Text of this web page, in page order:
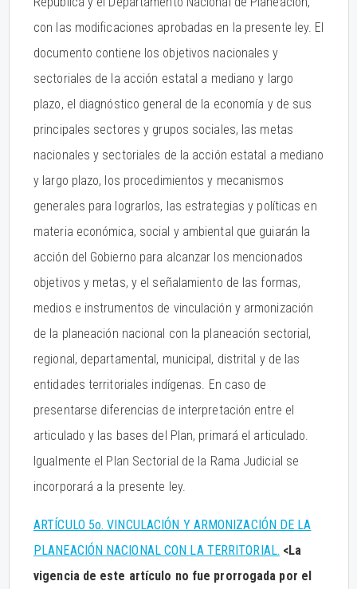
con las modificaciones aprobadas en la presente ley. El
documento contiene los objetivos nacionales y
sectoriales de la acción estatal a mediano y largo
plazo, el diagnóstico general de la economía y de sus
principales sectores y grupos sociales, las metas
nacionales y sectoriales de la acción estatal a mediano
y largo plazo, los procedimientos y mecanismos
generales para lograrlos, las estrategias y políticas en
materia económica, social y ambiental que guiarán la
acción del Gobierno para alcanzar los mencionados
objetivos y metas, y el señalamiento de las formas,
medios e instrumentos de vinculación y armonización
de la planeación nacional con la planeación sectorial,
regional, departamental, municipal, distrital y de las
entidades territoriales indígenas. En caso de
presentarse diferencias de interpretación entre el
articulado y las bases del Plan, primará el articulado.
Igualmente el Plan Sectorial de la Rama Judicial se
incorporará a la presente ley.
ARTÍCULO 5o. VINCULACIÓN Y ARMONIZACIÓN DE LA
PLANEACIÓN NACIONAL CON LA TERRITORIAL. <La
vigencia de este artículo no fue prorrogada por el